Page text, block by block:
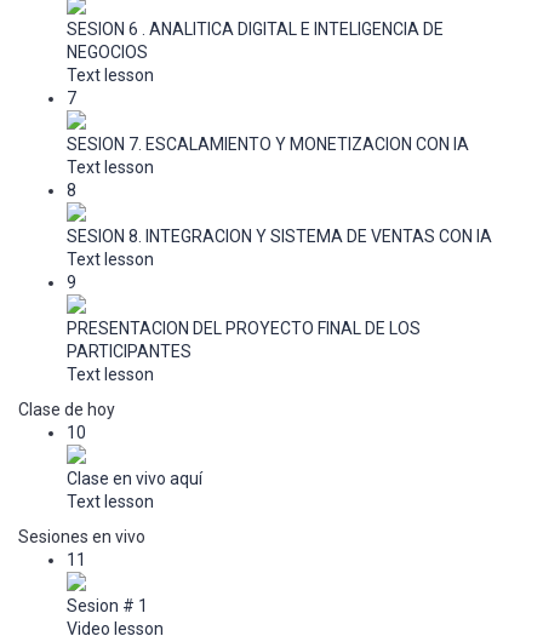
SESION 6 . ANALITICA DIGITAL E INTELIGENCIA DE
NEGOCIOS
Text lesson
7
SESION 7. ESCALAMIENTO Y MONETIZACION CON IA
Text lesson
8
SESION 8. INTEGRACION Y SISTEMA DE VENTAS CON IA
Text lesson
9
PRESENTACION DEL PROYECTO FINAL DE LOS
PARTICIPANTES
Text lesson
Clase de hoy
10
Clase en vivo aquí
Text lesson
Sesiones en vivo
11
Sesion # 1
Video lesson